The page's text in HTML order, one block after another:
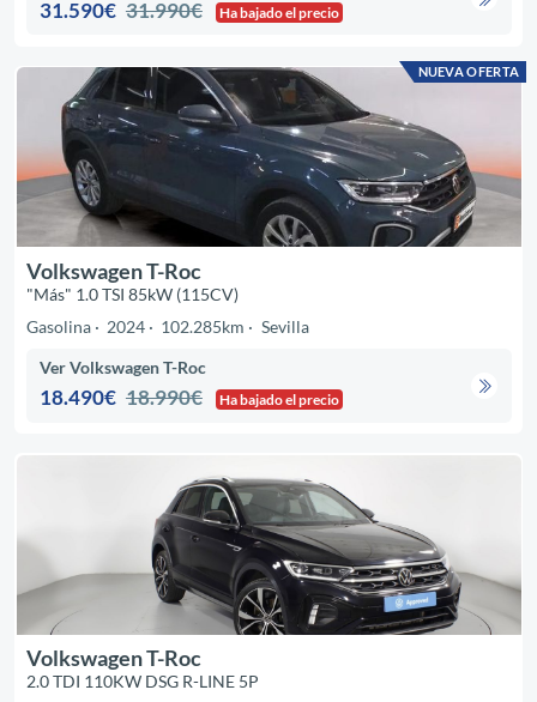
31.590€ 31.990€ Ha bajado el precio
NUEVA OFERTA
Volkswagen T-Roc
"Más" 1.0 TSI 85kW (115CV)
Gasolina
2024 102.285km Sevilla
Ver Volkswagen T-Roc
18.490€ 18.990€ Ha bajado el precio
Volkswagen T-Roc
2.0 TDI 110KW DSG R-LINE 5P